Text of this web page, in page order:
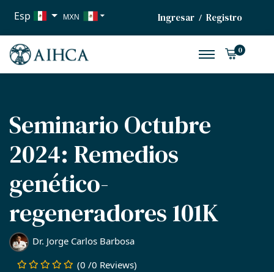
Esp MXN
EUR
Ingresar / Registro
0
Seminario Octubre
2024: Remedios
genético-
regeneradores 101K
Dr. Jorge Carlos Barbosa
(0 /0 Reviews)